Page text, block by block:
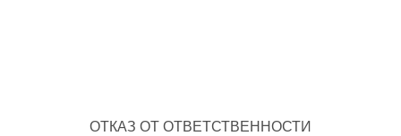
ОТКАЗ ОТ ОТВЕТСТВЕННОСТИ